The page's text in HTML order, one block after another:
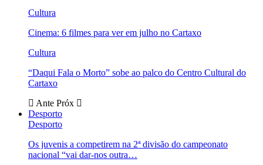
Cultura
Cinema: 6 filmes para ver em julho no Cartaxo
Cultura
“Daqui Fala o Morto” sobe ao palco do Centro Cultural do
Cartaxo
Ante Próx
Desporto
Desporto
Os juvenis a competirem na 2ª divisão do campeonato
nacional “vai dar-nos outra…